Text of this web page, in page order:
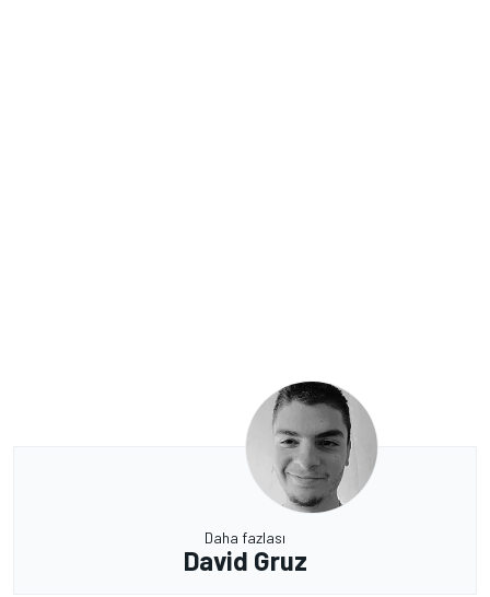
Daha fazlası
David Gruz